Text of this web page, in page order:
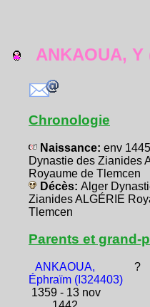
ANKAOUA, Y
Chronologie
Naissance: env
Dynastie des Zianides
Royaume de Tlemcen
Décès: Alger
Zianides ALGÉRIE
Tlemcen
Parents et grand-
ANKAOUA,
Éphraïm (I324403)
1359 - 13 nov
?